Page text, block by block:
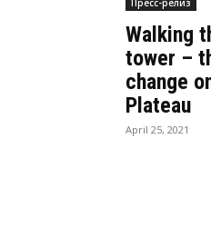
Пресс-релиз
Walking
tower –
change
Plateau
April 25, 2021